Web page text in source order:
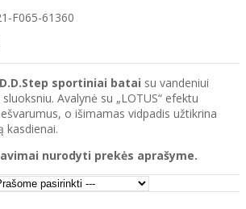
F065-61360
D.D.Step sportiniai batai su vandeniui
Avalynė su „LOTUS“ efektu
o išimamas vidpadis užtikrina
kasdienai.
nurodyti prekės aprašyme.